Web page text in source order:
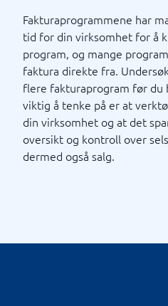
Fakturaprogrammene har
tid for din virksomhet for å
program, og mange
faktura direkte fra.
flere fakturaprogram før du
viktig å tenke på er at
din virksomhet og at det
oversikt og kontroll over
dermed også salg.